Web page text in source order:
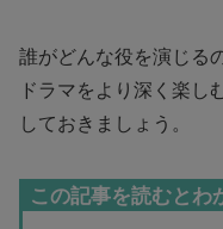
誰がどんな役を演じる
ドラマをより深く楽し
しておきましょう。
この記事を読むとわ